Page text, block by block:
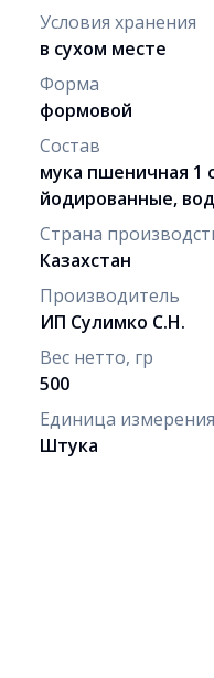
Условия хранения
в сухом месте
Форма
формовой
Состав
мука пшеничная 1
йодированные,
Страна
Казахстан
Производитель
ИП Сулимко С.Н.
Вес нетто, гр
500
Единица измерения
Штука